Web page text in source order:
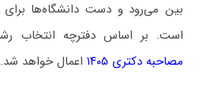
بین می‌رود و دست دانشگاه‌ها برای
است. بر اساس دفترچه انتخاب
مصاحبه دکتری ۱۴۰۵
اعمال خواهد شد.